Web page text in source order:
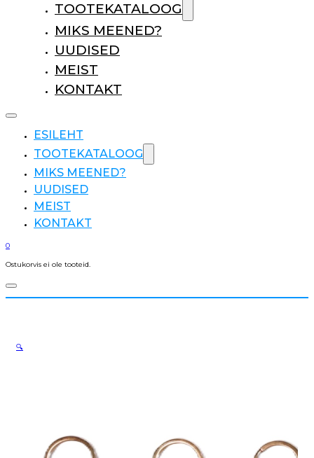
TOOTEKATALOOG
MIKS MEENED?
UUDISED
MEIST
KONTAKT
ESILEHT
TOOTEKATALOOG
MIKS MEENED?
UUDISED
MEIST
KONTAKT
0
Ostukorvis ei ole tooteid.
🔍